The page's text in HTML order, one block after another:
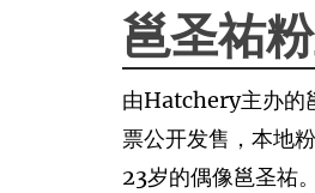
邕圣祐
由Hatchery主办的
票公开发售，本地
23岁的偶像邕圣祐。